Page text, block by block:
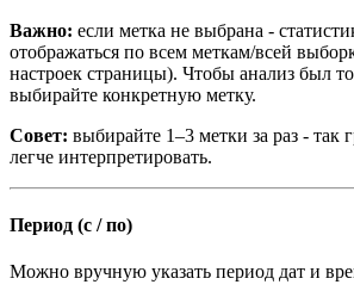
Важно: если метка не выбрана -
отображаться по всем меткам/всей
настроек страницы). Чтобы анализ был
выбирайте конкретную метку.
Совет: выбирайте 1–3 метки за раз - так
легче интерпретировать.
Период (с / по)
Можно вручную указать период дат и